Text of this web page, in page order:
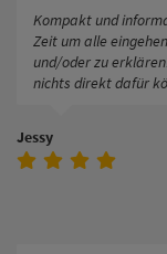
Kompakt und
Zeit um alle
und/oder zu
nichts direkt dafür
Jessy